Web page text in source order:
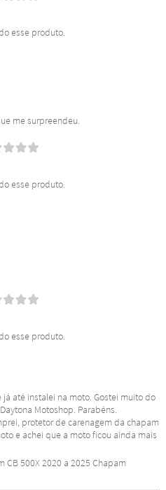
esse produto.
me surpreendeu.
esse produto.
esse produto.
até instalei na moto. Gostei muito do
Motoshop. Parabéns.
protetor de carenagem da chapam
e achei que a moto ficou ainda mais
CB 500X 2020 a 2025 Chapam